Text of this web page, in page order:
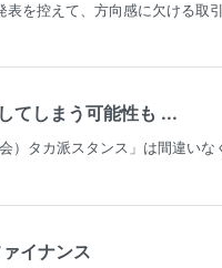
を控えて、方向感に欠ける取
てしまう可能性も ...
）タカ派スタンス」は間違いな
イナンス